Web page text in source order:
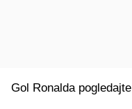
Gol Ronalda pogledajte